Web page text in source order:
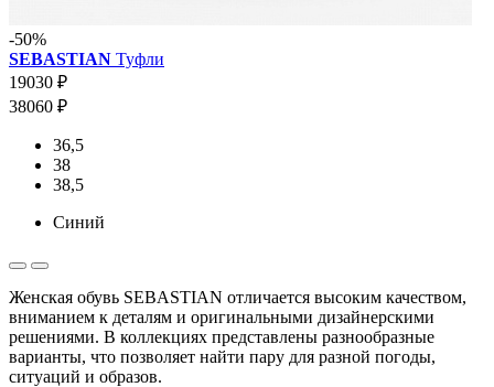
-50%
SEBASTIAN Туфли
19030 ₽
38060 ₽
36,5
38
38,5
Синий
Женская обувь SEBASTIAN отличается высоким качеством,
вниманием к деталям и оригинальными дизайнерскими
решениями. В коллекциях представлены разнообразные
варианты, что позволяет найти пару для разной погоды,
ситуаций и образов.